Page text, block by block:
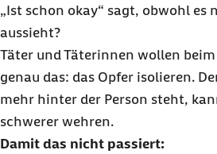
„Ist schon okay“ sagt, obwohl es
aussieht?
Täter und Täterinnen wollen
genau das: das Opfer isolieren.
mehr hinter der Person steht,
schwerer wehren.
Damit das nicht passiert: